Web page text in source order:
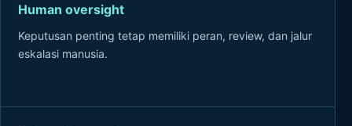
Human oversight
Keputusan penting tetap memiliki peran, review, dan jalur
eskalasi manusia.